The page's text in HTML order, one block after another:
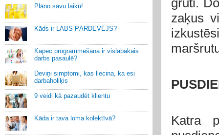
Plāno savu laiku!
Kāds ir LABS PĀRDEVĒJS?
Kāpēc programmēšana ir vislabākais
darbs pasaulē?
Deviņi simptomi, kas liecina, ka esi
darbaholiķis
9 veidi kā pazaudēt klientu
Kāda ir tava loma kolektīvā?
grūti.
zaķus
Katra